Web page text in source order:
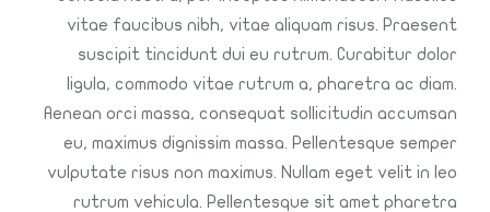
vitae faucibus nibh, vitae aliquam risus. Praesent
suscipit tincidunt dui eu rutrum. Curabitur dolor
ligula, commodo vitae rutrum a, pharetra ac diam.
Aenean orci massa, consequat sollicitudin accumsan
eu, maximus dignissim massa. Pellentesque semper
vulputate risus non maximus. Nullam eget velit in leo
rutrum vehicula. Pellentesque sit amet pharetra